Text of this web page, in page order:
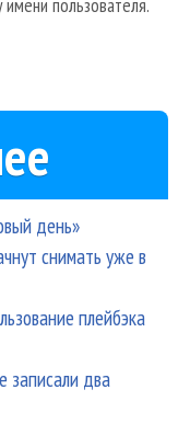
день»
снимать уже в
плейбэка
записали два